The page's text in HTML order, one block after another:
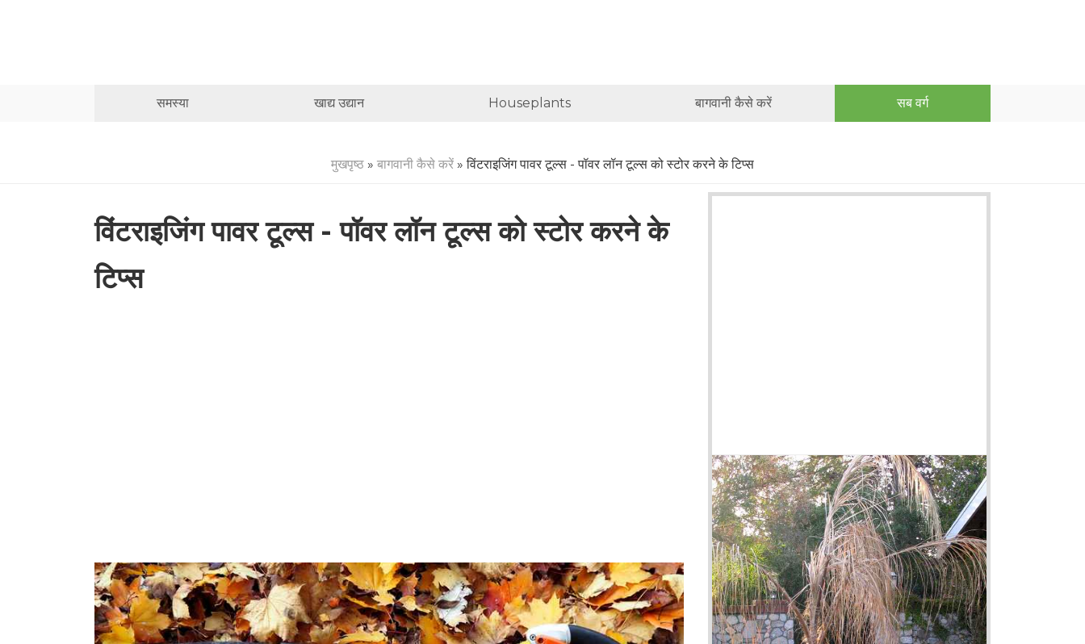
समस्या खाद्य उद्यान Houseplants बागवानी कैसे करें सब वर्ग
मुखपृष्ठ » बागवानी कैसे करें » विंटराइजिंग पावर टूल्स - पॉवर लॉन टूल्स को स्टोर करने के टिप्स
विंटराइजिंग पावर टूल्स - पॉवर लॉन टूल्स को स्टोर करने के
टिप्स